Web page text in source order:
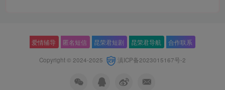
爱情辅导 匿名短信 昆荣君短剧 昆荣君导航 合作联系
Copyright © 2024-2025 滇ICP备2023015167号-2